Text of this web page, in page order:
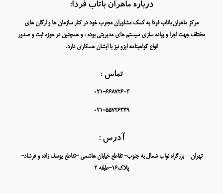
درباره ماهران باتاب فردا:
مرکز ماهران باتاب فردا به کمک مشاوران مجرب خود در کنار سازمان ها و ارگان های
مختلف جهت اجرا و پیاده سازی سیستم های مدیریتی بوده ، و همچنین در حوزه ثبت و صدور
انواع گواهینامه ایزو نیز با ایشان همکاری دارد.
تماس :
021-66872603
021-55726349
آدرس :
تهران – بزرگراه نواب شمال به جنوب- تقاطع خیابان هاشمی -تقاطع یوسف زاده و فرشاد-
پلاک16-طبقه 2